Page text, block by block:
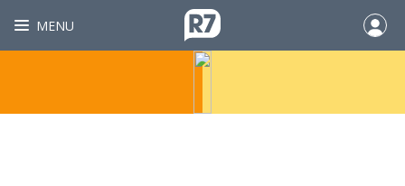
MENU